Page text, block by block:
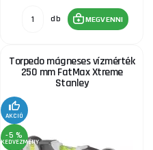
db MEGVENNI
Torpedo mágneses vízmérték
250 mm FatMax Xtreme
Stanley
AKCIÓ
-5 %
KEDVEZMÉNY